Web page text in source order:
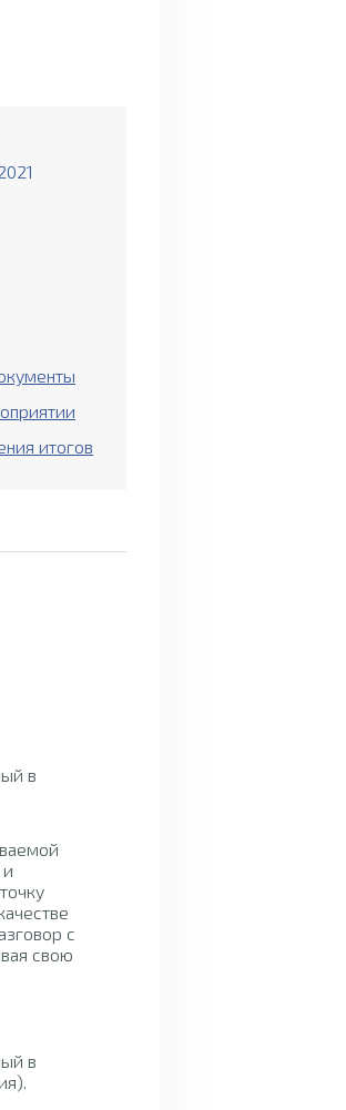
итогов
в
с
свою
в